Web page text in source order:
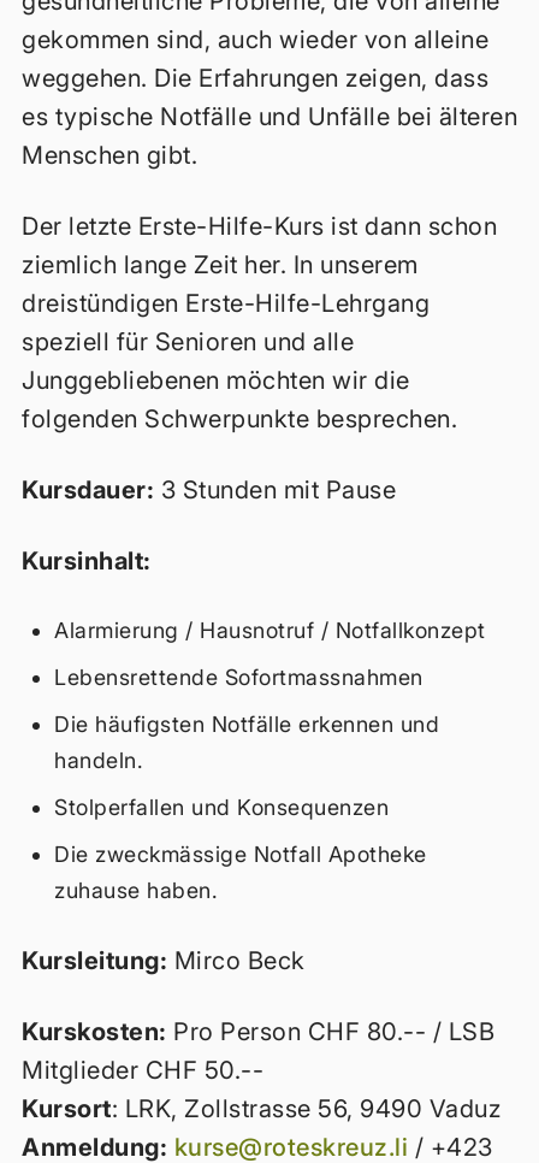
gekommen sind, auch wieder von alleine
weggehen. Die Erfahrungen zeigen, dass
es typische Notfälle und Unfälle bei älteren
Menschen gibt.
Der letzte Erste-Hilfe-Kurs ist dann schon
ziemlich lange Zeit her. In unserem
dreistündigen Erste-Hilfe-Lehrgang
speziell für Senioren und alle
Junggebliebenen möchten wir die
folgenden Schwerpunkte besprechen.
Kursdauer: 3 Stunden mit Pause
Kursinhalt:
Alarmierung / Hausnotruf / Notfallkonzept
Lebensrettende Sofortmassnahmen
Die häufigsten Notfälle erkennen und
handeln.
Stolperfallen und Konsequenzen
Die zweckmässige Notfall Apotheke
zuhause haben.
Kursleitung: Mirco Beck
Kurskosten: Pro Person CHF 80.-- / LSB
Mitglieder CHF 50.--
Kursort: LRK, Zollstrasse 56, 9490 Vaduz
Anmeldung: kurse@roteskreuz.li / +423